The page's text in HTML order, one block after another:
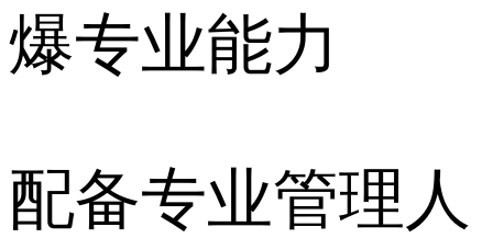
爆专业能力
配备专业管理人